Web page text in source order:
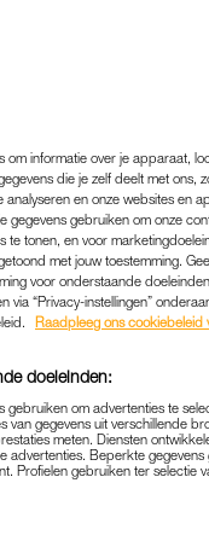
IN
ZIEN
het Eurovisie
en vertrok
informatie over je apparaat,
die je zelf deelt met ons,
en onze websites en
gegevens gebruiken om onze
te tonen, en voor
met jouw toestemming.
voor onderstaande
via “Privacy-instellingen”
Raadpleeg ons cookiebeleid
doeleinden:
om advertenties te
gegevens uit verschillende
meten. Diensten
advertenties. Beperkte
Profielen gebruiken ter selectie